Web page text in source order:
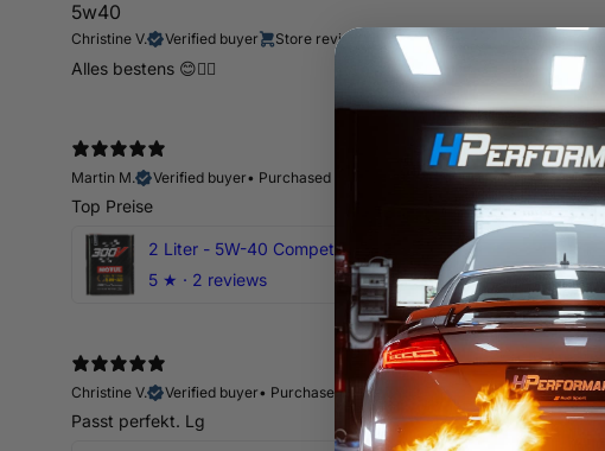
5w40
Christine V. Verified buyer Store review
Alles bestens 😊👍🏻
Martin M.
Verified buyer• Purchased 10 days ago
Top Preise
2 Liter - 5W-40 Competition 300V Motul Motoröl
5 ★ · 2 reviews
Christine V.
Verified buyer• Purchased 13 days ago
Passt perfekt. Lg